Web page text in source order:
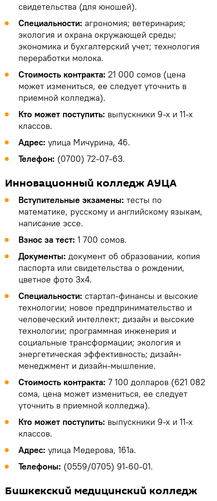
свидетельства (для юношей).
Специальности: агрономия; ветеринария;
экология и охрана окружающей среды;
экономика и бухгалтерский учет; технология
переработки молока.
Стоимость контракта: 21 000 сомов (цена
может измениться, ее следует уточнить в
приемной колледжа).
Кто может поступить: выпускники 9-х и 11-х
классов.
Адрес: улица Мичурина, 46.
Телефон: (0700) 72-07-63.
Инновационный колледж АУЦА
Вступительные экзамены: тесты по
математике, русскому и английскому языкам,
написание эссе.
Взнос за тест: 1 700 сомов.
Документы: документ об образовании, копия
паспорта или свидетельства о рождении,
цветное фото 3х4.
Специальности: стартап-финансы и высокие
технологии; новое предпринимательство и
человеческий интеллект; дизайн и высокие
технологии; программная инженерия и
социальные трансформации; экология и
энергетическая эффективность; дизайн-
менеджмент и дизайн-мышление.
Стоимость контракта: 7 100 долларов (621 082
сома, цена может измениться, ее следует
уточнить в приемной колледжа).
Кто может поступить: выпускники 9-х и 11-х
классов.
Адрес: улица Медерова, 161а.
Телефоны: (0559/0705) 91-60-01.
Бишкекский медицинский колледж